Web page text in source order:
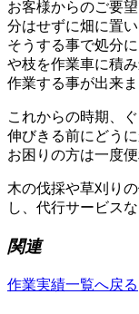
お客様からのご要
分はせずに畑に置
そうする事で処分
や枝を作業車に積
作業する事が出来ま
これからの時期、
伸びきる前にどう
お困りの方は一度
木の伐採や草刈り
し、代行サービス
関連
作業実績一覧へ戻る